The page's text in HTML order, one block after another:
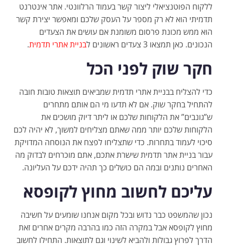
ללקוח הפוטנציאלי ליצור קשר בעמוד הרלוונטי. אתר אינטרנט
תדמיתי הוא לא רק מספר על העסק שלכם ומאפשר יצירת קשר
הוא ממש מכונת פרסום משומנת אם עושים את הצעדים
הנכונים. כאן תמצאו 3 צעדים ראשונים ל
בניית אתרי תדמית.
חקר שוק לפני הכל
כדי להצליח בבניית אתרי תדמית שמביאים תוצאות טובות חובה
להתחיל בחקר שוק. אם לא תדעו מי הם אותם מתחרים
ש”גונבים” את הלקוחות שלכם או ליתר דיוק מושכים את
הלקוחות שלכם יותר ממה שאתם מצליחים למשוך, לא יהיה לכם
סיכוי לעמוד בתחרות. כדי שתצליחו לפצח את הנוסחה המדויקת
עבור בניית אתר תדמית שישרת אתכם, אתם מוכרחים לבדוק מה
האחרים נותנים ובמה הם כושלים כך תהיה ידכם על העליונה.
עליכם לחשוב מחוץ לקופסא
נכון שהמשפט כבר נדוש ובכל מקום אנחנו שומעים על חשיבה
מחוץ לקופסא אבל במקרה הזה כמו בהרבה מקרים אחרים זאת
הדרך לפרוץ גבולות ולהביא לשינוי וגם לתוצאות. התחילו לחשוב